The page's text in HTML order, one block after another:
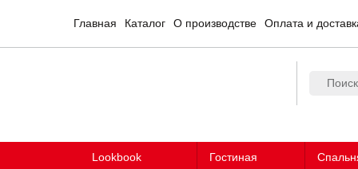
Главная Каталог О производстве Оплата и
Lookbook Гостиная